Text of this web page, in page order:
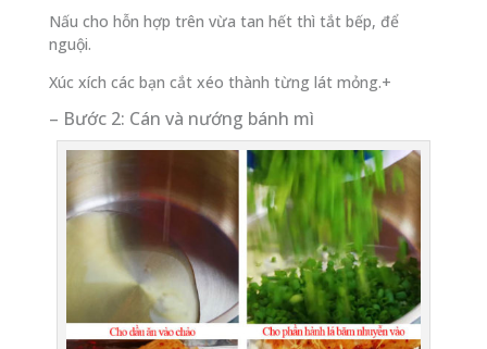
Nấu cho hỗn hợp trên vừa tan hết thì tắt bếp, để
nguội.
Xúc xích các bạn cắt xéo thành từng lát mỏng.+
– Bước 2: Cán và nướng bánh mì